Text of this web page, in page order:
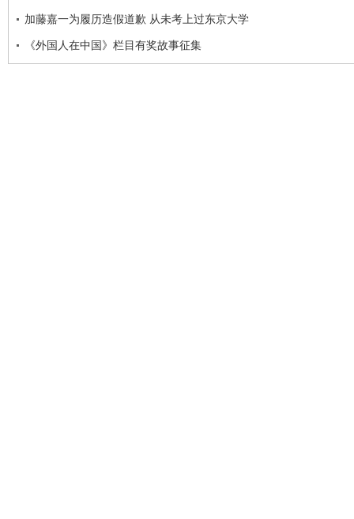
加藤嘉一为履历造假道歉 从未考上过东京大学
《外国人在中国》栏目有奖故事征集